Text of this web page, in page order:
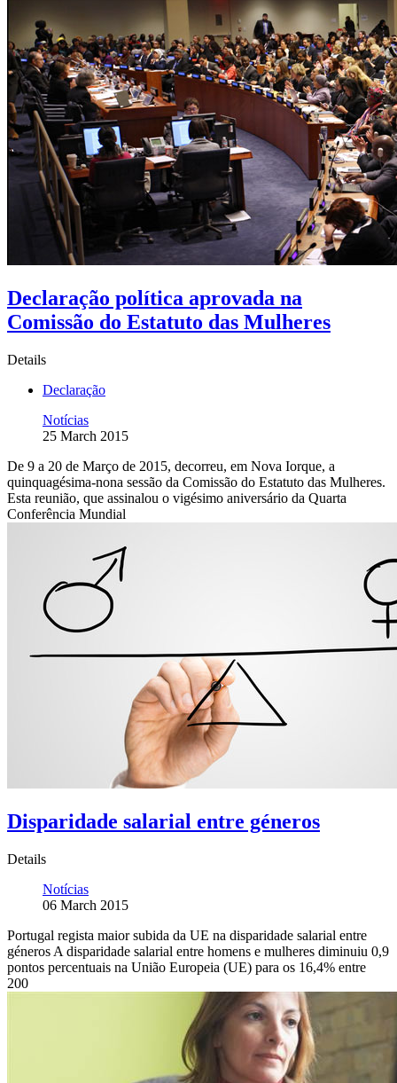
Declaração política aprovada na
Comissão do Estatuto das Mulheres
Details
Declaração
Notícias
25 March 2015
De 9 a 20 de Março de 2015, decorreu, em Nova Iorque, a
quinquagésima-nona sessão da Comissão do Estatuto das Mulheres.
Esta reunião, que assinalou o vigésimo aniversário da Quarta
Conferência Mundial
Disparidade salarial entre géneros
Details
Notícias
06 March 2015
Portugal regista maior subida da UE na disparidade salarial entre
géneros A disparidade salarial entre homens e mulheres diminuiu 0,9
pontos percentuais na União Europeia (UE) para os 16,4% entre
200